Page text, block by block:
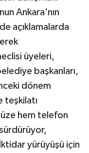
Ankara'nın
açıklamalarda
üyeleri,
başkanları,
dönem
teşkilatı
hem telefon
yürüyüşü için